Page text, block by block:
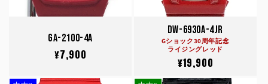
GA-2100-4A
通
価
¥7,900
DW-6930A-4JR
Gショック30周年記念
ライジングレッド
通
常
¥19,900